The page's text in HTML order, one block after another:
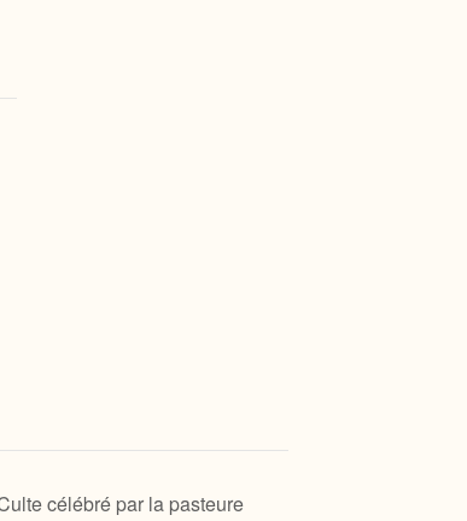
célébré par la pasteure